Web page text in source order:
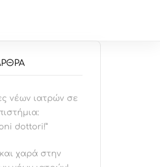
νέων ιατρών σε
dottori!”
χαρά στην